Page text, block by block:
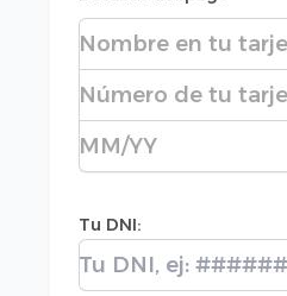
Nombre completo
Número de tarjeta
Fecha de expiración
Tu DNI:
Tu DNI: